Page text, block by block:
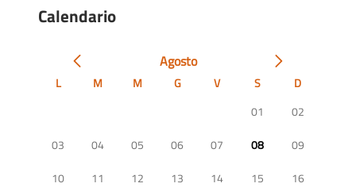
Calendario
Agosto
L M M G V S
D
01
02
03
04 05 06 07 08
09
10
11 12 13 14 15
16